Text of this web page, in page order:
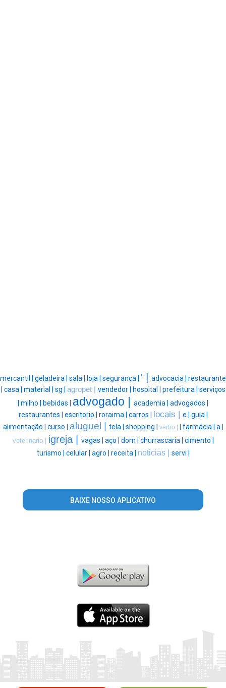
mercantil | geladeira | sala | loja | segurança | ' | advocacia | restaurante
| casa | material | sg | agropet | vendedor | hospital | prefeitura | serviços
| milho | bebidas | advogado | academia | advogados |
restaurantes | escritorio | roraima | carros | locais | e | guia |
alimentação | curso | aluguel | tela | shopping | verbo | | farmácia | a |
veterinario | igreja | vagas | aço | dom | churrascaria | cimento |
turismo | celular | agro | receita | noticias | servi |
BAIXE NOSSO APLICATIVO